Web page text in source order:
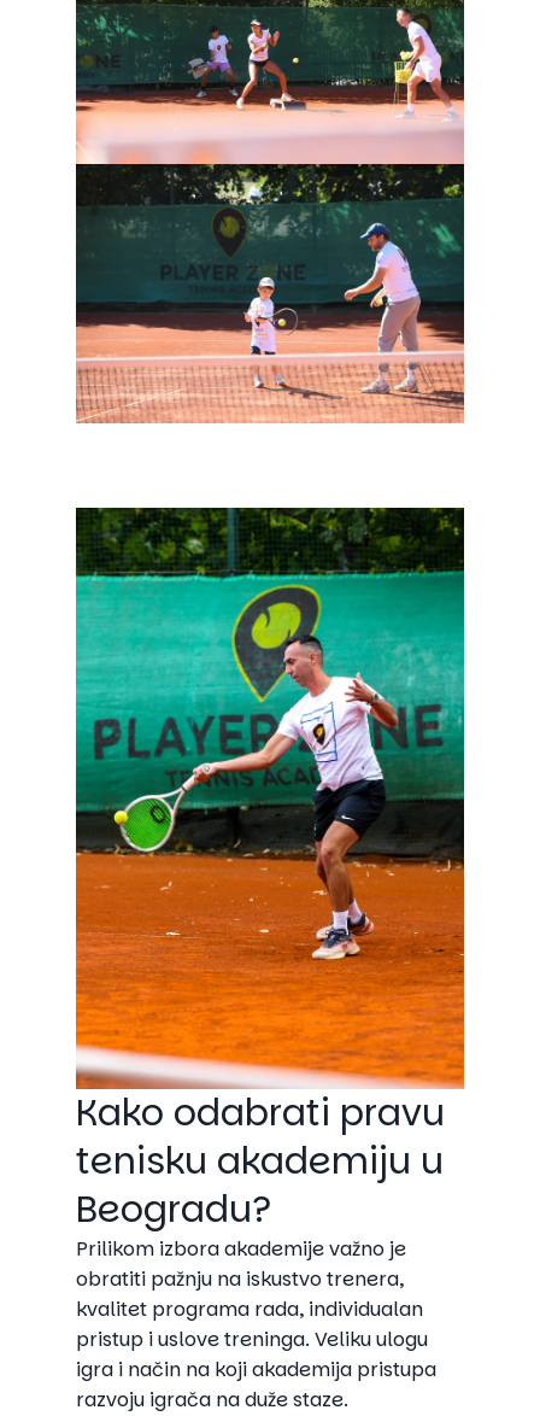
Kako odabrati pravu
tenisku akademiju u
Beogradu?
Prilikom izbora akademije važno je
obratiti pažnju na iskustvo trenera,
kvalitet programa rada, individualan
pristup i uslove treninga. Veliku ulogu
igra i način na koji akademija pristupa
razvoju igrača na duže staze.